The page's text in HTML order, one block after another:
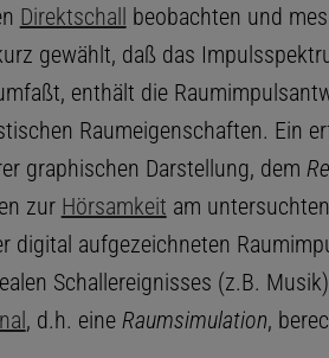
Direktschall beobachten und
gewählt, daß das
enthält die
Raumeigenschaften. Ein
graphischen Darstellung, dem
zur Hörsamkeit am
digital aufgezeichneten
Schallereignisses (z.B.
, d.h. eine Raumsimulation,